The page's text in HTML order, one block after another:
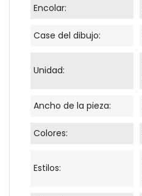
Encolar:
Case del dibujo:
Unidad:
Ancho de la pieza:
Colores:
Estilos: